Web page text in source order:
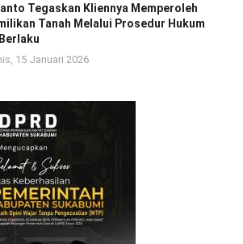
Tegaskan Kliennya Memperoleh
Tanah Melalui Prosedur Hukum
15 Januari 2026